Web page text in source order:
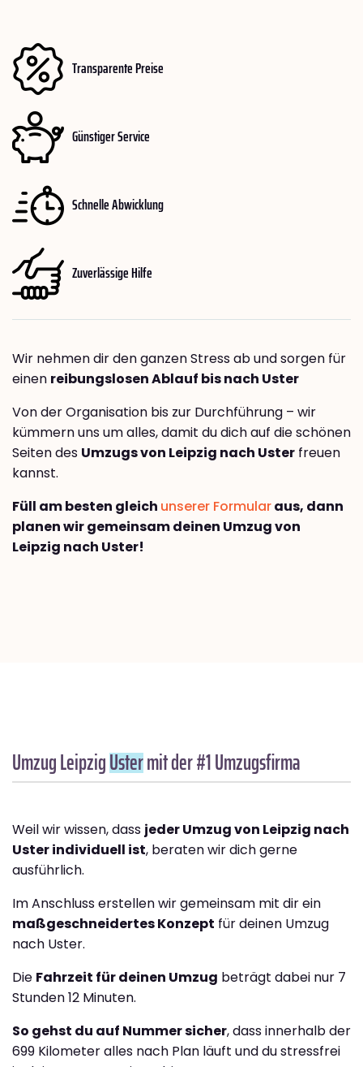
Transparente Preise
Günstiger Service
Schnelle Abwicklung
Zuverlässige Hilfe
Wir nehmen dir den ganzen Stress ab und sorgen für
einen reibungslosen Ablauf bis nach Uster
Von der Organisation bis zur Durchführung – wir
kümmern uns um alles, damit du dich auf die schönen
Seiten des Umzugs von Leipzig nach Uster freuen
kannst.
Füll am besten gleich unserer Formularaus, dann
planen wir gemeinsam deinen Umzug von
Leipzig nach Uster!
Umzug LeipzigUstermit der #1 Umzugsfirma
Weil wir wissen, dass jeder Umzug von Leipzig nach
Uster individuell ist, beraten wir dich gerne
ausführlich.
Im Anschluss erstellen wir gemeinsam mit dir ein
maßgeschneidertes Konzept für deinen Umzug
nach Uster.
Die Fahrzeit für deinen Umzug beträgt dabei nur 7
Stunden 12 Minuten.
So gehst du auf Nummer sicher, dass innerhalb der
699 Kilometer alles nach Plan läuft und du stressfrei